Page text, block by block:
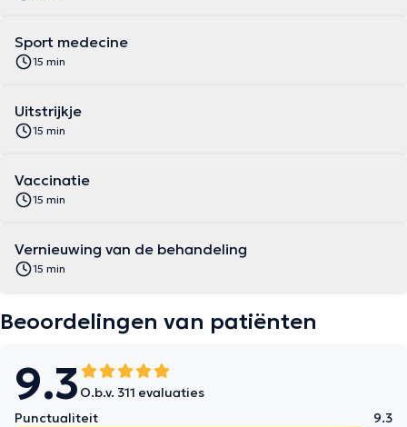
Sport medecine
15 min
Uitstrijkje
15 min
Vaccinatie
15 min
Vernieuwing van de behandeling
15 min
Beoordelingen van patiënten
9.3 O.b.v. 311 evaluaties
Punctualiteit
9.3